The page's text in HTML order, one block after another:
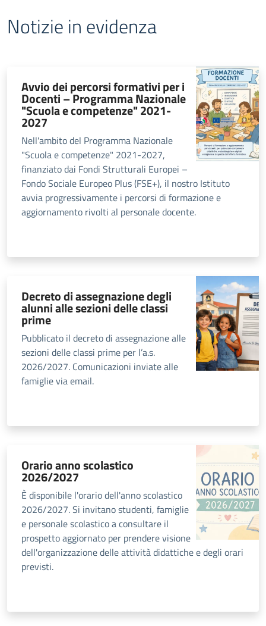
Notizie in evidenza
Avvio dei percorsi formativi per i
Docenti – Programma Nazionale
"Scuola e competenze" 2021-
2027
Nell'ambito del Programma Nazionale
"Scuola e competenze" 2021-2027,
finanziato dai Fondi Strutturali Europei –
Fondo Sociale Europeo Plus (FSE+), il nostro Istituto
avvia progressivamente i percorsi di formazione e
aggiornamento rivolti al personale docente.
Decreto di assegnazione degli
alunni alle sezioni delle classi
prime
Pubblicato il decreto di assegnazione alle
sezioni delle classi prime per l’a.s.
2026/2027. Comunicazioni inviate alle
famiglie via email.
Orario anno scolastico
2026/2027
È disponibile l'orario dell'anno scolastico
2026/2027. Si invitano studenti, famiglie
e personale scolastico a consultare il
prospetto aggiornato per prendere visione
dell'organizzazione delle attività didattiche e degli orari
previsti.